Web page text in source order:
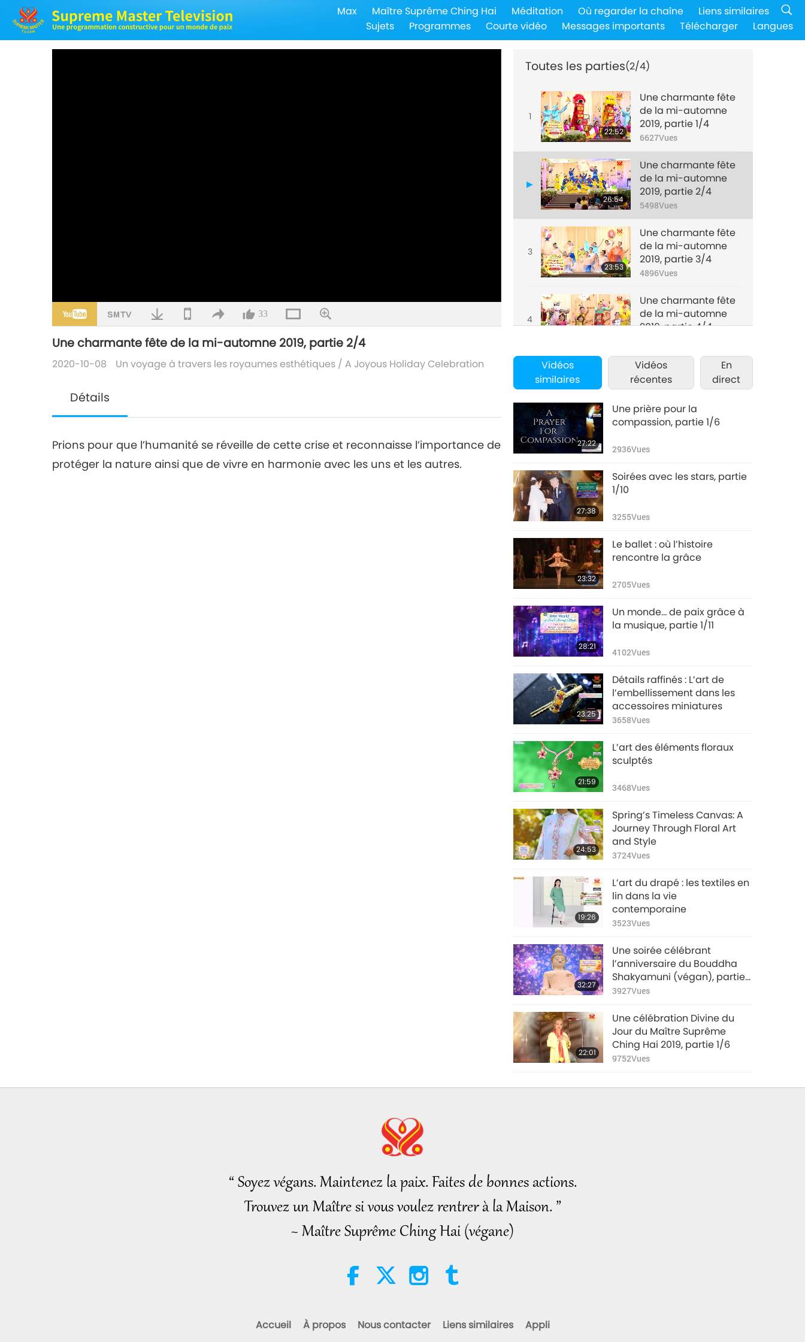
Max Maître Suprême Ching Hai Méditation Où regarder la chaîne
Liens similaires
Sujets
Programmes Courte vidéo Messages importants Télécharger Langues
33
Une charmante fête de la mi-automne 2019, partie 2/4
2020-10-08 Un voyage à travers les royaumes esthétiques /A Joyous Holiday Celebration
Détails
Prions pour que l’humanité se réveille de cette crise et reconnaisse l’importance de
protéger la nature ainsi que de vivre en harmonie avec les uns et les autres.
Toutes les parties(2/4)
1
22:52
Une charmante fête
de la mi-automne
2019, partie 1/4
6627Vues
26:54
Une charmante fête
de la mi-automne
2019, partie 2/4
5498Vues
3
23:53
Une charmante fête
de la mi-automne
2019, partie 3/4
4896Vues
4
Une charmante fête
de la mi-automne
2019, partie 4/4
Vidéos
similaires
Vidéos
récentes
En
direct
27:22
Une prière pour la
compassion, partie 1/6
2936Vues
27:38
Soirées avec les stars, partie
1/10
3255Vues
23:32
Le ballet : où l’histoire
rencontre la grâce
2705Vues
28:21
Un monde… de paix grâce à
la musique, partie 1/11
4102Vues
23:25
Détails raffinés : L’art de
l’embellissement dans les
accessoires miniatures
3658Vues
21:59
L’art des éléments floraux
sculptés
3468Vues
24:53
Spring’s Timeless Canvas: A
Journey Through Floral Art
and Style
3724Vues
19:26
L’art du drapé : les textiles en
lin dans la vie
contemporaine
3523Vues
32:27
Une soirée célébrant
l’anniversaire du Bouddha
Shakyamuni (végan), partie
1/6
3927Vues
22:01
Une célébration Divine du
Jour du Maître Suprême
Ching Hai 2019, partie 1/6
9752Vues
“ Soyez végans. Maintenez la paix. Faites de bonnes actions.
Trouvez un Maître si vous voulez rentrer à la Maison. ”
~ Maître Suprême Ching Hai (végane)
Accueil À propos Nous contacter Liens similaires Appli